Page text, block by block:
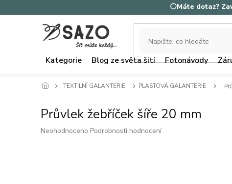
na
⚪Máte dotaz?
Kategorie Blog ze světa šití Fotonávody
TEXTILNÍ GALANTERIE PLASTOVÁ GALANTERIE
Průvlek žebříček šíře 20 mm
Průměrné
Neohodnoceno Podrobnosti hodnocení